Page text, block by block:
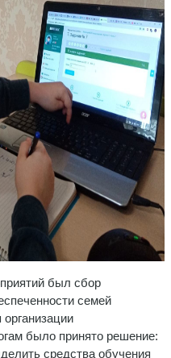
был сбор
семей
было принято решение:
средства обучения